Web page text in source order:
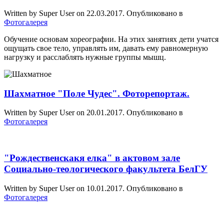
Written by Super User on 22.03.2017. Опубликовано в
Фотогалерея
Обучение основам хореографии. На этих занятиях дети учатся
ощущать свое тело, управлять им, давать ему равномерную
нагрузку и расслаблять нужные группы мышц.
Шахматное "Поле Чудес". Фоторепортаж.
Written by Super User on 20.01.2017. Опубликовано в
Фотогалерея
"Рождественскакя елка" в актовом зале
Социально-теологического факультета БелГУ
Written by Super User on 10.01.2017. Опубликовано в
Фотогалерея